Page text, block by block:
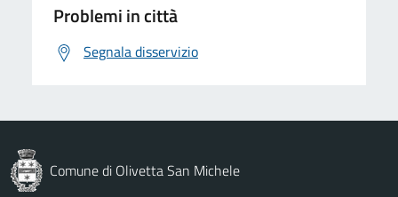
Problemi in città
Segnala disservizio
Comune di Olivetta San Michele